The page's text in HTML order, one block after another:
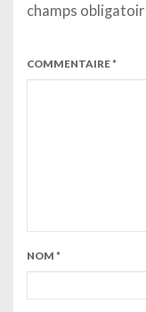
champs
COMMENTAIRE*
NOM *